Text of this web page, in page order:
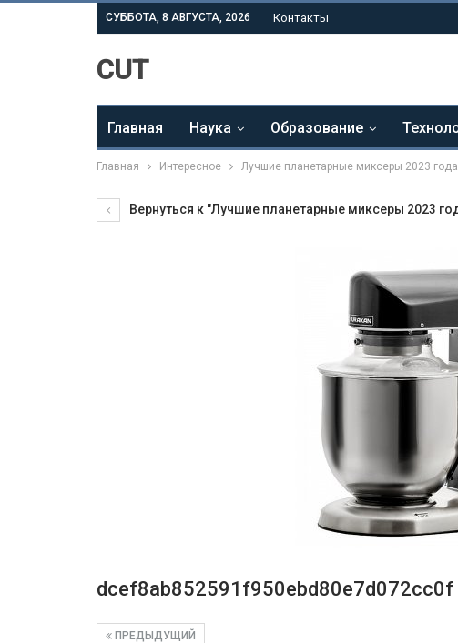
СУББОТА, 8 АВГУСТА, 2026 Контакты
CUT
Главная Наука Образование
Главная Интересное Лучшие планетарные миксеры 2023 года
Вернуться к "Лучшие планетарные миксеры 2023
dcef8ab852591f950ebd80e7d072cc0f
ПРЕДЫДУЩИЙ